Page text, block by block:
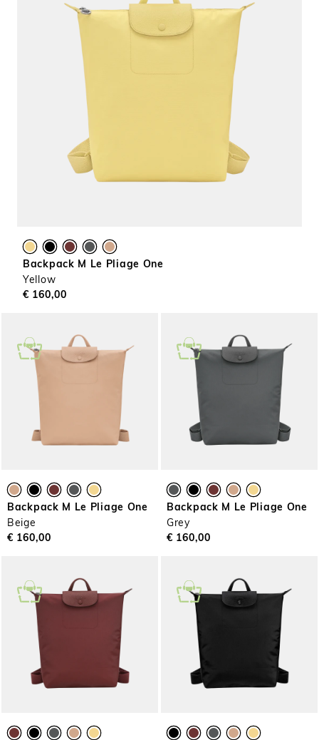
Backpack M Le Pliage One
Yellow
€ 160,00
Backpack M Le Pliage One
Beige
€ 160,00
Backpack M Le Pliage One
Grey
€ 160,00